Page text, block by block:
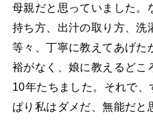
母親だと思っていました。
持ち方、出汁の取り方、洗
等々、丁寧に教えてあげた
裕がなく、娘に教えるどこ
10年たちました。それで
ぱり私はダメだ、無能だと